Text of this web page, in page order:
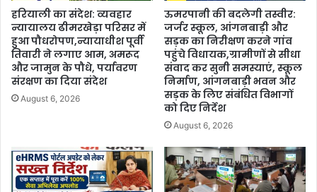
हरियाली का संदेश: व्यवहार
न्यायालय ढीमरखेड़ा परिसर में
हुआ पौधरोपण,न्यायाधीश पूर्वी
तिवारी ने लगाए आम, अमरूद
और जामुन के पौधे, पर्यावरण
संरक्षण का दिया संदेश
August 6, 2026
ऊमरपानी की बदलेगी तस्वीर:
जर्जर स्कूल, आंगनबाड़ी और
सड़क का निरीक्षण करने गांव
पहुंचे विधायक,ग्रामीणों से सीधा
संवाद कर सुनी समस्याएं, स्कूल
निर्माण, आंगनबाड़ी भवन और
सड़क के लिए संबंधित विभागों
को दिए निर्देश
August 6, 2026